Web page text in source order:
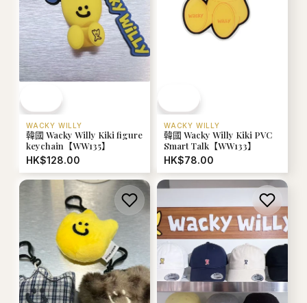
WACKY WILLY
韓國 Wacky Willy Kiki figure
keychain【WW135】
HK$128.00
WACKY WILLY
韓國 Wacky Willy Kiki PVC
Smart Talk【WW133】
HK$78.00